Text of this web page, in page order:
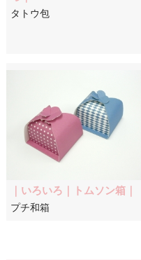
タトウ包
｜いろいろ｜トムソン箱｜
プチ和箱